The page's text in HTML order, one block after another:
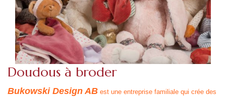
Doudous à broder
Bukowski Design AB est une entreprise familiale qui crée des